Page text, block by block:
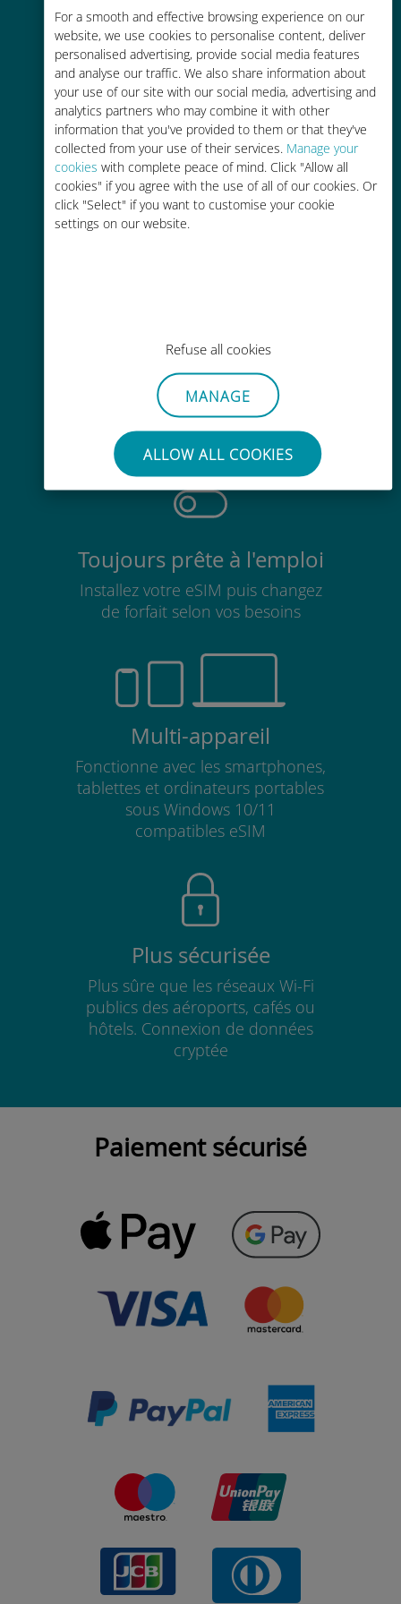
For a smooth and effective browsing experience on our
website, we use cookies to personalise content, deliver
personalised advertising, provide social media features
and analyse our traffic. We also share information about
your use of our site with our social media, advertising and
analytics partners who may combine it with other
information that you've provided to them or that they've
collected from your use of their services. Manage your
cookies with complete peace of mind. Click "Allow all
cookies" if you agree with the use of all of our cookies. Or
click "Select" if you want to customise your cookie
settings on our website.
Refuse all cookies
MANAGE
ALLOW ALL COOKIES
Économique
Jusqu'à 90 % moins cher que les
frais d'itinérance avec votre
opérateur habituel
Recharge facile
Partout via l'app Ubigi, même sans
Sans effort
Pas besoin de retirer votre carte
SIM existante
Toujours prête à l'emploi
Installez votre eSIM puis changez
de forfait selon vos besoins
Multi-appareil
Fonctionne avec les smartphones,
tablettes et ordinateurs portables
sous Windows 10/11
compatibles eSIM
Plus sécurisée
Plus sûre que les réseaux Wi-Fi
publics des aéroports, cafés ou
hôtels. Connexion de données
cryptée
Paiement sécurisé